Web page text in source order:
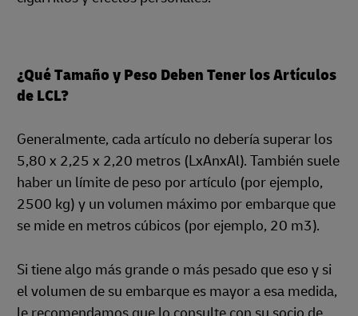
¿Qué Tamaño y Peso Deben Tener los Artículos
de LCL?
Generalmente, cada artículo no debería superar los
5,80 x 2,25 x 2,20 metros (LxAnxAl). También suele
haber un límite de peso por artículo (por ejemplo,
2500 kg) y un volumen máximo por embarque que
se mide en metros cúbicos (por ejemplo, 20 m3).
Si tiene algo más grande o más pesado que eso y si
el volumen de su embarque es mayor a esa medida,